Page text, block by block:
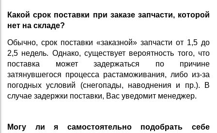
Какой срок поставки при заказе запчасти, которой
нет на складе?
Обычно, срок поставки «заказной» запчасти от 1,5 до
2,5 недель. Однако, существует вероятность того, что
поставка может задержаться по причине
затянувшегося процесса растаможивания, либо из-за
погодных условий (снегопады, наводнения и пр.). В
случае задержки поставки, Вас уведомит менеджер.
Могу ли я самостоятельно подобрать себе